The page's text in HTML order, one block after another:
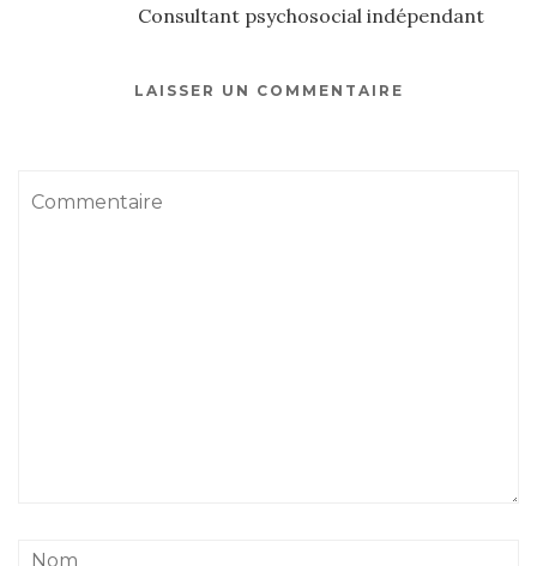
Consultant psychosocial indépendant
LAISSER UN COMMENTAIRE